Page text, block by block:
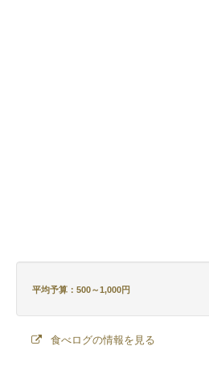
平均予算：500～1,000円
食べログの情報を見る